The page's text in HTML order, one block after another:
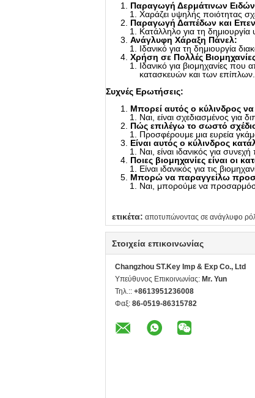
Παραγωγή Δερμάτινων
Χαράζει υψηλής ποιότητας
Παραγωγή Δαπέδων και
Κατάλληλο για τη
Ανάγλυφη Χάραξη Πάνελ:
Ιδανικό για τη δημιουργία
Χρήση σε Πολλές
Ιδανικό για βιομηχανίες
κατασκευών και των επίπλων.
Συχνές Ερωτήσεις:
Μπορεί αυτός ο κύλινδρος
Ναι, είναι σχεδιασμένος για
Πώς επιλέγω το σωστό
Προσφέρουμε μια ευρεία
Είναι αυτός ο κύλινδρος
Ναι, είναι ιδανικός για
Ποιες βιομηχανίες είναι οι
Είναι ιδανικός για τις
Μπορώ να παραγγείλω
Ναι, μπορούμε να
ετικέτα: αποτυπώνοντας σε ανάγλυφο
Στοιχεία επικοινωνίας
Changzhou ST.Key Imp & Exp Co., Ltd
Υπεύθυνος Επικοινωνίας: Mr. Yun
Τηλ.:: +8613951236008
Φαξ: 86-0519-86315782